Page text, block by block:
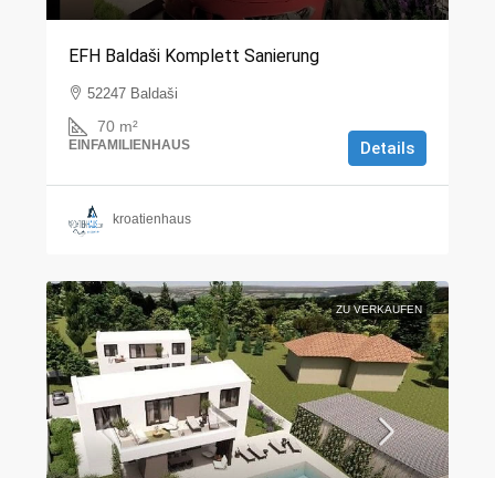
EFH Baldaši Komplett Sanierung
52247 Baldaši
70 m²
EINFAMILIENHAUS Details
kroatienhaus
ZU VERKAUFEN